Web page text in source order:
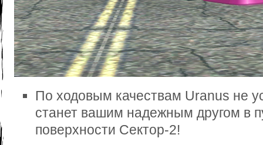
По ходовым качествам Uranus не
станет вашим надежным другом в
поверхности Сектор-2!